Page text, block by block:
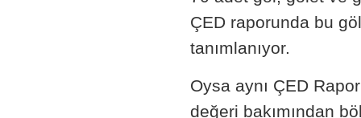
ÇED raporunda bu
tanımlanıyor.
Oysa aynı ÇED
değeri bakımından